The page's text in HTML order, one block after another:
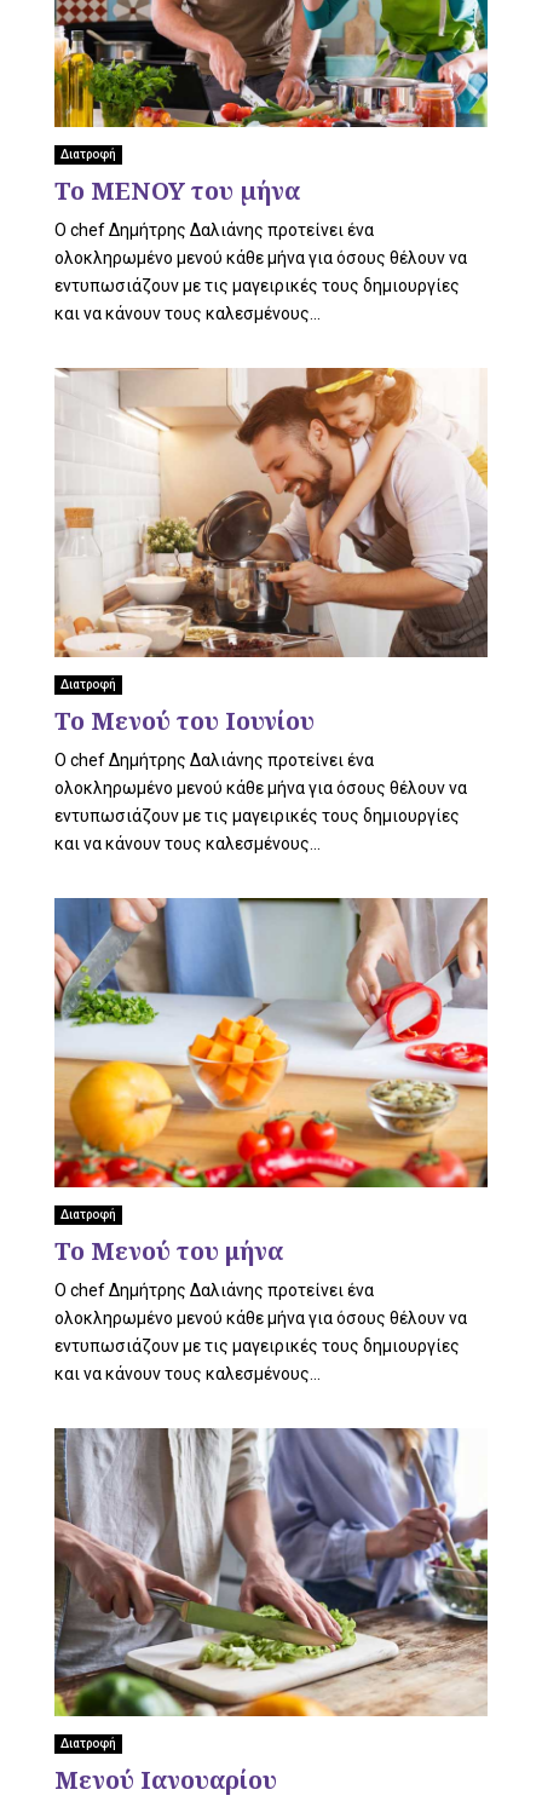
Διατροφή
Το ΜΕΝΟΥ του µήνα
O chef Δημήτρης Δαλιάνης προτείνει ένα
ολοκληρωμένο μενού κάθε μήνα για όσους θέλουν να
εντυπωσιάζουν με τις μαγειρικές τους δημιουργίες
και να κάνουν τους καλεσμένους...
Διατροφή
Το Μενού του Ιουνίου
O chef Δημήτρης Δαλιάνης προτείνει ένα
ολοκληρωμένο μενού κάθε μήνα για όσους θέλουν να
εντυπωσιάζουν με τις μαγειρικές τους δημιουργίες
και να κάνουν τους καλεσμένους...
Διατροφή
Το Μενού του μήνα
O chef Δημήτρης Δαλιάνης προτείνει ένα
ολοκληρωμένο μενού κάθε μήνα για όσους θέλουν να
εντυπωσιάζουν με τις μαγειρικές τους δημιουργίες
και να κάνουν τους καλεσμένους...
Διατροφή
Μενού Ιανουαρίου